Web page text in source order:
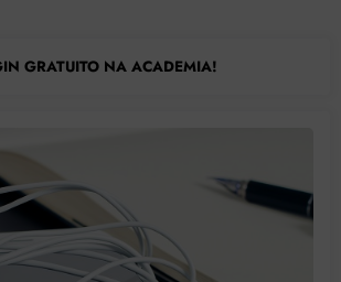
GRATUITO NA ACADEMIA!